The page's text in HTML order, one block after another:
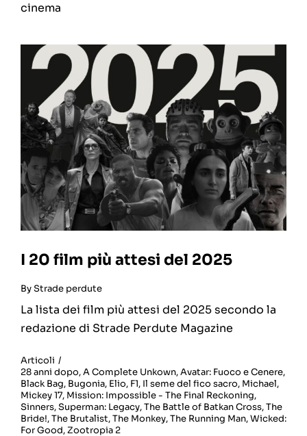
Articoli
Chi siamo
cinema
I 20 film più attesi del 2025
ByStrade perdute
La lista dei film più attesi del 2025 secondo la
redazione di Strade Perdute Magazine
Articoli /
28 anni dopo,A Complete Unkown,Avatar: Fuoco e Cenere,
Black Bag, Bugonia, Elio, F1, Il seme del fico sacro, Michael,
Mickey 17, Mission: Impossible - The Final Reckoning,
Sinners,Superman: Legacy,The Battle of Batkan Cross,The
Bride!,The Brutalist,The Monkey,The Running Man,Wicked:
For Good,Zootropia 2